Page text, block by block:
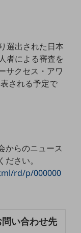
選出された日本
者による審査を
サクセス・アワ
される予定で
からのニュース
さい。
rd/p/000000
い合わせ先